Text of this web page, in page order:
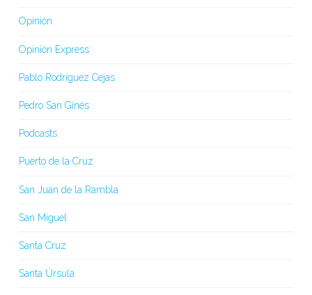
Opinión
Opinión Express
Pablo Rodríguez Cejas
Pedro San Ginés
Podcasts
Puerto de la Cruz
San Juan de la Rambla
San Miguel
Santa Cruz
Santa Úrsula